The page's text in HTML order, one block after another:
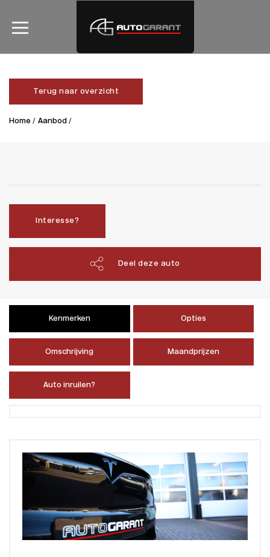
Terug naar overzicht
Home / Aanbod /
Interesse?
Deel deze auto
Kenmerken Opties
Omschrijving Maandprijzen
Auto inruilen?